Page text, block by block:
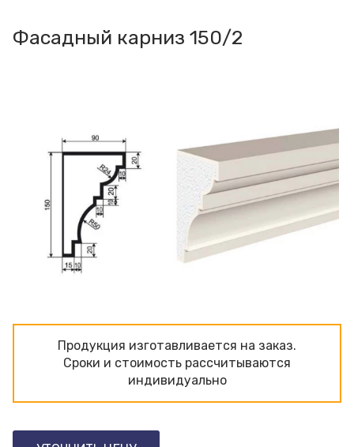
Фасадный карниз 150/2
Продукция изготавливаeтся на заказ.
Сроки и стоимость рассчитываются
индивидуально